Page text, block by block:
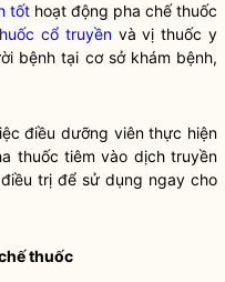
tốt hoạt động pha chế thuốc
cổ truyềnvà vị thuốc y
bệnh tại cơ sở khám bệnh,
điều dưỡng viên thực hiện
thuốc tiêm vào dịch truyền
trị để sử dụng ngay cho
thuốc